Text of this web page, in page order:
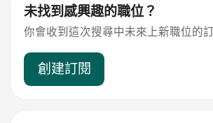
未找到感興趣的職位？
你會收到這次搜尋中未來上新職位的
創建訂閱